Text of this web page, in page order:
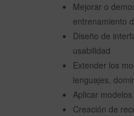
Mejorar o
entrenamiento
Diseño de
usabilidad
Extender los
lenguajes,
Aplicar
Creación de